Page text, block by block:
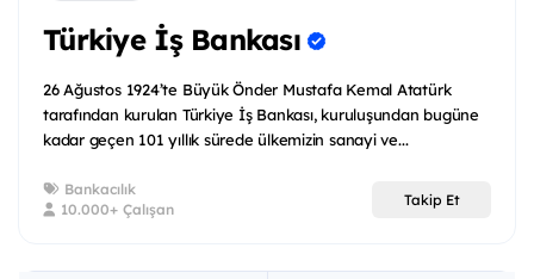
Türkiye İş Bankası
26 Ağustos 1924’te Büyük Önder Mustafa Kemal Atatürk
tarafından kurulan Türkiye İş Bankası, kuruluşundan bugüne
kadar geçen 101 yıllık sürede ülkemizin sanayi ve...
Bankacılık
10.000+ Çalışan
Takip Et